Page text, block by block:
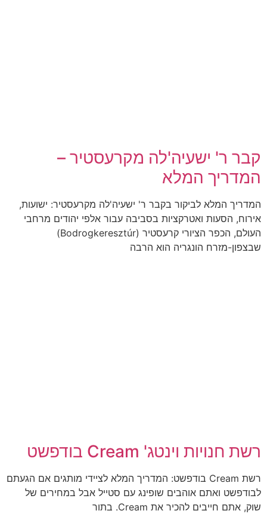
קבר ר' ישעיה'לה מקרעסטיר –
המדריך המלא
המדריך המלא לביקור בקבר ר' ישעיה'לה מקרעסטיר: ישועות,
אירוח, הסעות ואטרקציות בסביבה עבור אלפי יהודים מרחבי
העולם, הכפר הציורי קרעסטיר (Bodrogkeresztúr)
שבצפון-מזרח הונגריה הוא הרבה
רשת חנויות וינטג' Cream בודפשט
רשת Cream בודפשט: המדריך המלא לציידי מותגים אם הגעתם
לבודפשט ואתם אוהבים שופינג עם סטייל אבל במחירים של
שוק, אתם חייבים להכיר את Cream. בתור